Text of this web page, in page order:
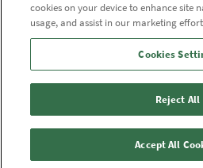
Højtoftevej 2
7700 Thisted
Tlf.97 65 00 00
cookies on your device to enhance site
usage, and assist in our marketing
Cookies
Reject All
Accept All